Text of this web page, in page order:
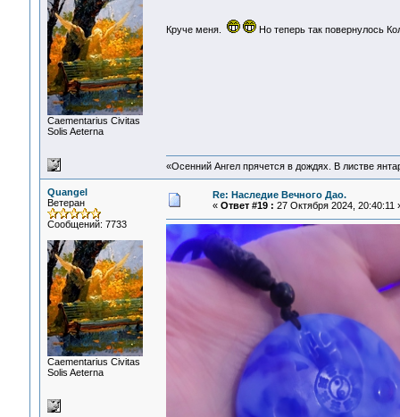
Сaementarius Civitas
Solis Aeterna
Круче меня. Но теперь так повернулось
«Осенний Ангел прячется в дождях. В листве
Quangel
Ветеран
Сообщений: 7733
Сaementarius Civitas
Solis Aeterna
Re: Наследие Вечного Дао.
« Ответ #19 : 27 Октября 2024, 20:40:11